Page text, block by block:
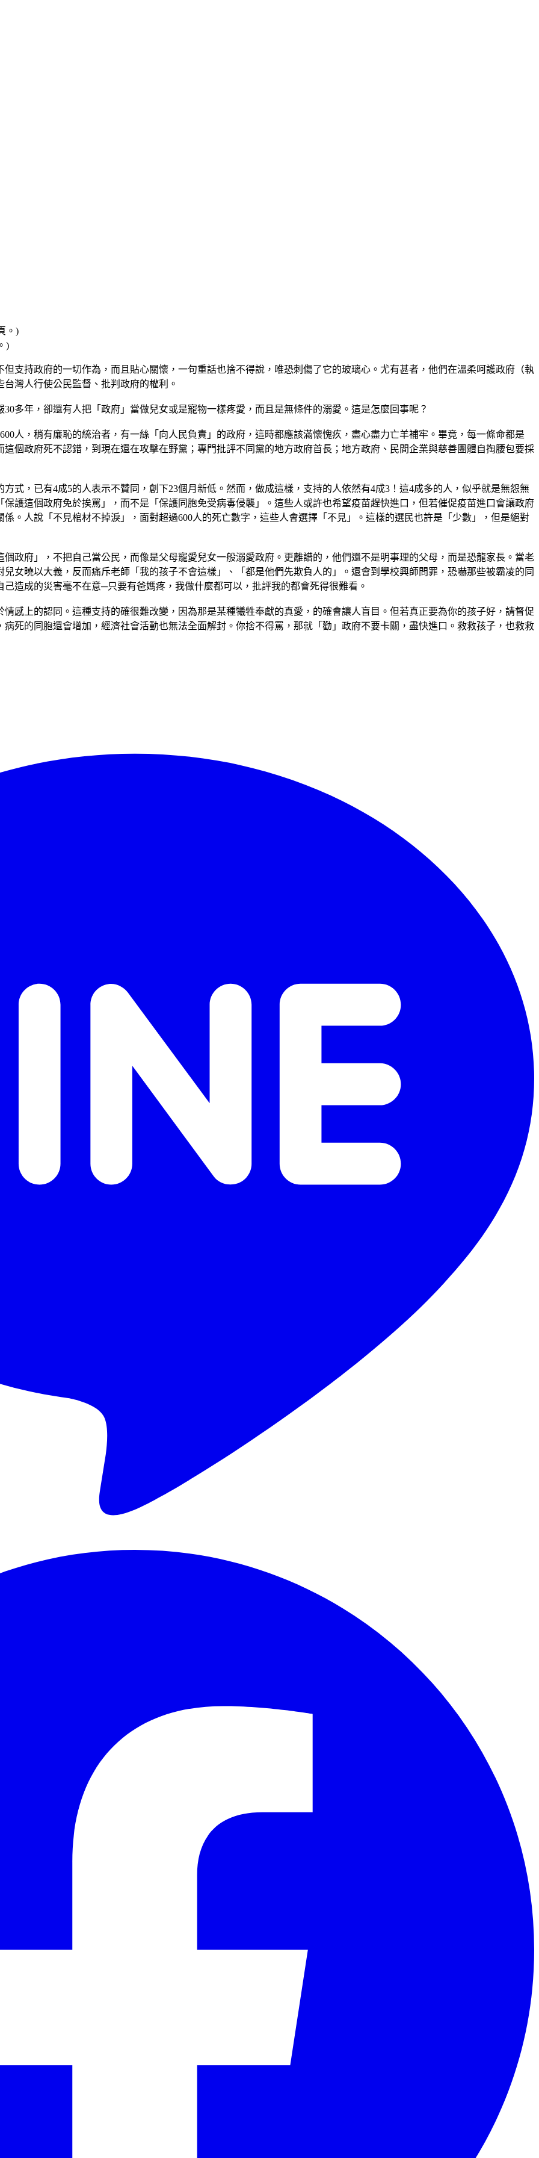
)
支持政府的一切作為，而且貼心關懷，一句重話也捨不得說，唯恐刺傷了它的玻璃心。尤有甚者，他們在溫柔呵護政府（執
灣人行使公民監督、批判政府的權利。
多年，卻還有人把「政府」當做兒女或是寵物一樣疼愛，而且是無條件的溺愛。這是怎麼回事呢？
人，稍有廉恥的統治者，有一絲「向人民負責」的政府，這時都應該滿懷愧疚，盡心盡力亡羊補牢。畢竟，每一條命都是
個政府死不認錯，到現在還在攻擊在野黨；專門批評不同黨的地方政府首長；地方政府、民間企業與慈善團體自掏腰包要採
方式，已有4成5的人表示不贊同，創下23個月新低。然而，做成這樣，支持的人依然有4成3！這4成多的人，似乎就是無怨無
護這個政府免於挨罵」，而不是「保護同胞免受病毒侵襲」。這些人或許也希望疫苗趕快進口，但若催促疫苗進口會讓政府
。人說「不見棺材不掉淚」，面對超過600人的死亡數字，這些人會選擇「不見」。這樣的選民也許是「少數」，但是絕對
政府」，不把自己當公民，而像是父母寵愛兒女一般溺愛政府。更離譜的，他們還不是明事理的父母，而是恐龍家長。當老
女曉以大義，反而痛斥老師「我的孩子不會這樣」、「都是他們先欺負人的」。還會到學校興師問罪，恐嚇那些被霸凌的同
造成的災害毫不在意─只要有爸媽疼，我做什麼都可以，批評我的都會死得很難看。
感上的認同。這種支持的確很難改變，因為那是某種犧牲奉獻的真愛，的確會讓人盲目。但若真正要為你的孩子好，請督促
死的同胞還會增加，經濟社會活動也無法全面解封。你捨不得罵，那就「勸」政府不要卡關，盡快進口。救救孩子，也救救